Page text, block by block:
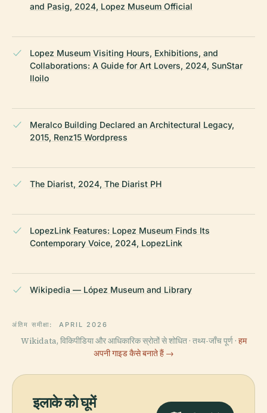
and Pasig, 2024, Lopez Museum Official
Lopez Museum Visiting Hours, Exhibitions, and
Collaborations: A Guide for Art Lovers, 2024, SunStar
Iloilo
Meralco Building Declared an Architectural Legacy,
2015, Renz15 Wordpress
The Diarist, 2024, The Diarist PH
LopezLink Features: Lopez Museum Finds Its
Contemporary Voice, 2024, LopezLink
Wikipedia — López Museum and Library
अंतिम समीक्षा: APRIL 2026
Wikidata, विकिपीडिया और आधिकारिक स्रोतों से शोधित · तथ्य-जाँच पूर्ण · हम
अपनी गाइड कैसे बनाते हैं →
इलाके को घूमें